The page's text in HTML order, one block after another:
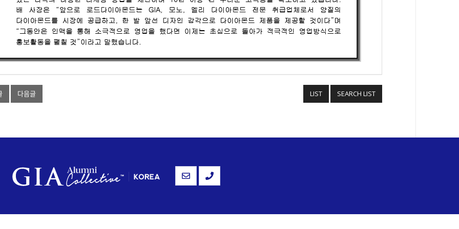
다음글 LIST SEARCH LIST